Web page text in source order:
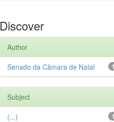
Discover
Author
1
Senado da Câmara de Natal
Subject
1
(...)